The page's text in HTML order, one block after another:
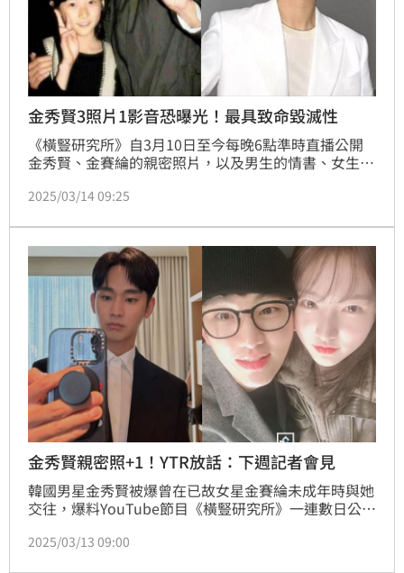
金秀賢3照片1影音恐曝光！最具致命毀滅性
《橫豎研究所》自3月10日至今每晚6點準時直播公開
金秀賢、金賽綸的親密照片，以及男生的情書、女生的
目方再釋出新照片，並語帶威脅對金秀賢喊話。
2025/03/14 09:25
金秀賢親密照+1！YTR放話：下週記者會見
韓國男星金秀賢被爆曾在已故女星金賽綸未成年時與她
交往，爆料YouTube節目《橫豎研究所》一連數日公開
牽扯到7億韓元（約新台幣1586萬元）債務紛爭，可說
2025/03/13 09:00